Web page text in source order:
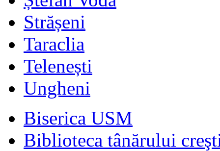
Strășeni
Taraclia
Telenești
Ungheni
Biserica USM
Biblioteca tânărului